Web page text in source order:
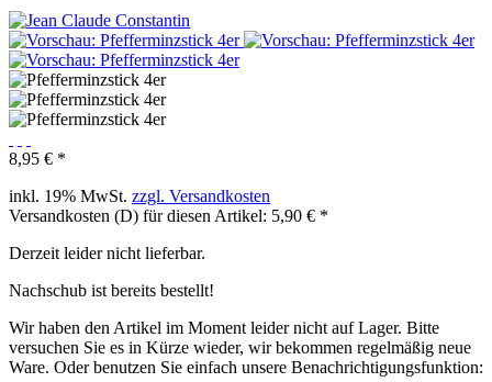
8,95 € *
inkl. 19% MwSt. zzgl. Versandkosten
Versandkosten (D) für diesen Artikel: 5,90 € *
Derzeit leider nicht lieferbar.
Nachschub ist bereits bestellt!
Wir haben den Artikel im Moment leider nicht auf Lager. Bitte
versuchen Sie es in Kürze wieder, wir bekommen regelmäßig neue
Ware. Oder benutzen Sie einfach unsere Benachrichtigungsfunktion: